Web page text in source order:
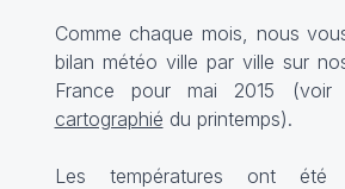
Comme chaque mois, nous
bilan météo ville par ville sur
France pour mai 2015
cartographié du printemps).
Les températures ont été